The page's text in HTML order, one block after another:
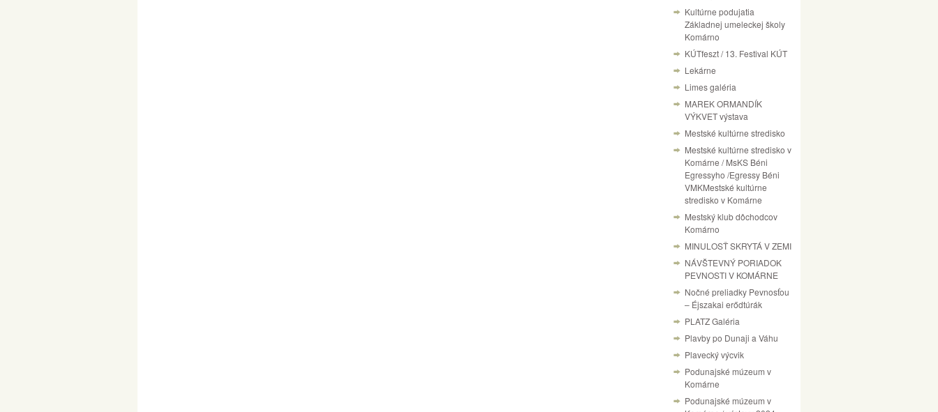
Kultúrne podujatia
Základnej umeleckej školy
Komárno
KÚTfeszt / 13. Festival KÚT
Lekárne
Limes galéria
MAREK ORMANDÍK
VÝKVET výstava
Mestské kultúrne stredisko
Mestské kultúrne stredisko v
Komárne / MsKS Béni
Egressyho /Egressy Béni
VMKMestské kultúrne
stredisko v Komárne
Mestský klub dôchodcov
Komárno
MINULOSŤ SKRYTÁ V ZEMI
NÁVŠTEVNÝ PORIADOK
PEVNOSTI V KOMÁRNE
Nočné preliadky Pevnosťou
– Éjszakai erődtúrák
PLATZ Galéria
Plavby po Dunaji a Váhu
Plavecký výcvik
Podunajské múzeum v
Komárne
Podunajské múzeum v